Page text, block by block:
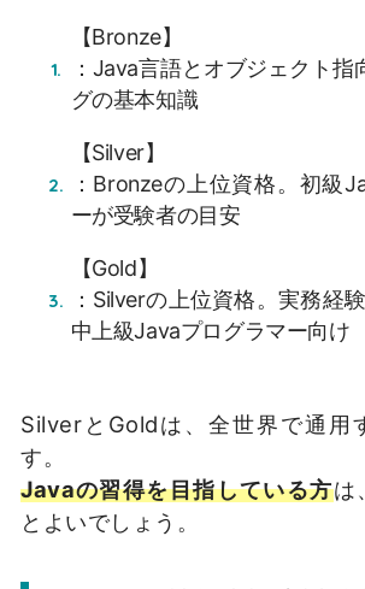
【Bronze】
：Java言語とオブジェクト指
グの基本知識
【Silver】
：Bronzeの上位資格。初級
ーが受験者の目安
【Gold】
：Silverの上位資格。実務経
中上級Javaプログラマー向け
SilverとGoldは、全世界で通用
す。
Javaの習得を目指している方は
とよいでしょう。